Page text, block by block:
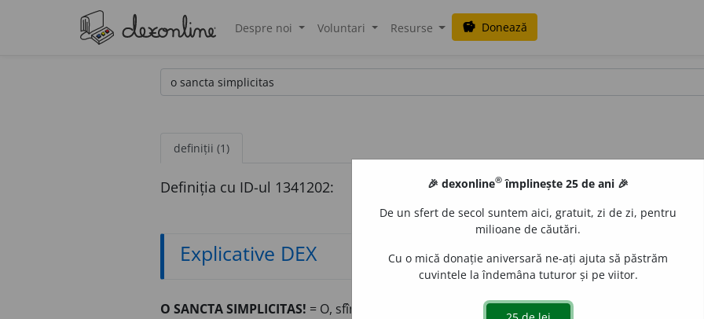
Despre noi Voluntari Resurse savings Donează
definiții (1)
Definiția cu ID-ul 1341202:
Explicative DEX
O SANCTA SIMPLICITAS! = O, sfîntă simplicitate! Se spune de cei săraci cu duhuI.
🎉 dexonline® împlinește 25 de ani 🎉
De un sfert de secol suntem aici, gratuit, zi de zi, pentru
milioane de căutări.
Cu o mică donație aniversară ne-ați ajuta să păstrăm
cuvintele la îndemâna tuturor și pe viitor.